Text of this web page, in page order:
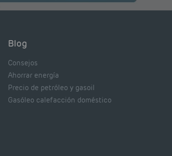
Blog
Consejos
Ahorrar energía
Precio de petróleo y gasoil
Gasóleo calefacción doméstico